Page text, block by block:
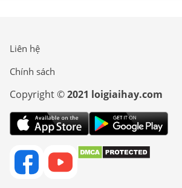
Liên hệ
Chính sách
Copyright ©2021 loigiaihay.com